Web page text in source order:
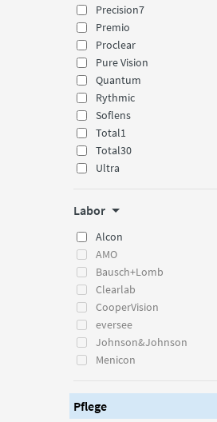
Precision7
Premio
Proclear
Pure Vision
Quantum
Rythmic
Soflens
Total1
Total30
Ultra
Labor
Alcon
AMO
Bausch+Lomb
Clearlab
CooperVision
eversee
Johnson&Johnson
Menicon
Pflege